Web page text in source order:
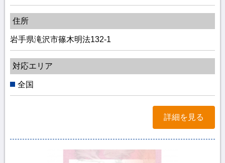
住所
岩手県滝沢市篠木明法132-1
対応エリア
全国
詳細を見る